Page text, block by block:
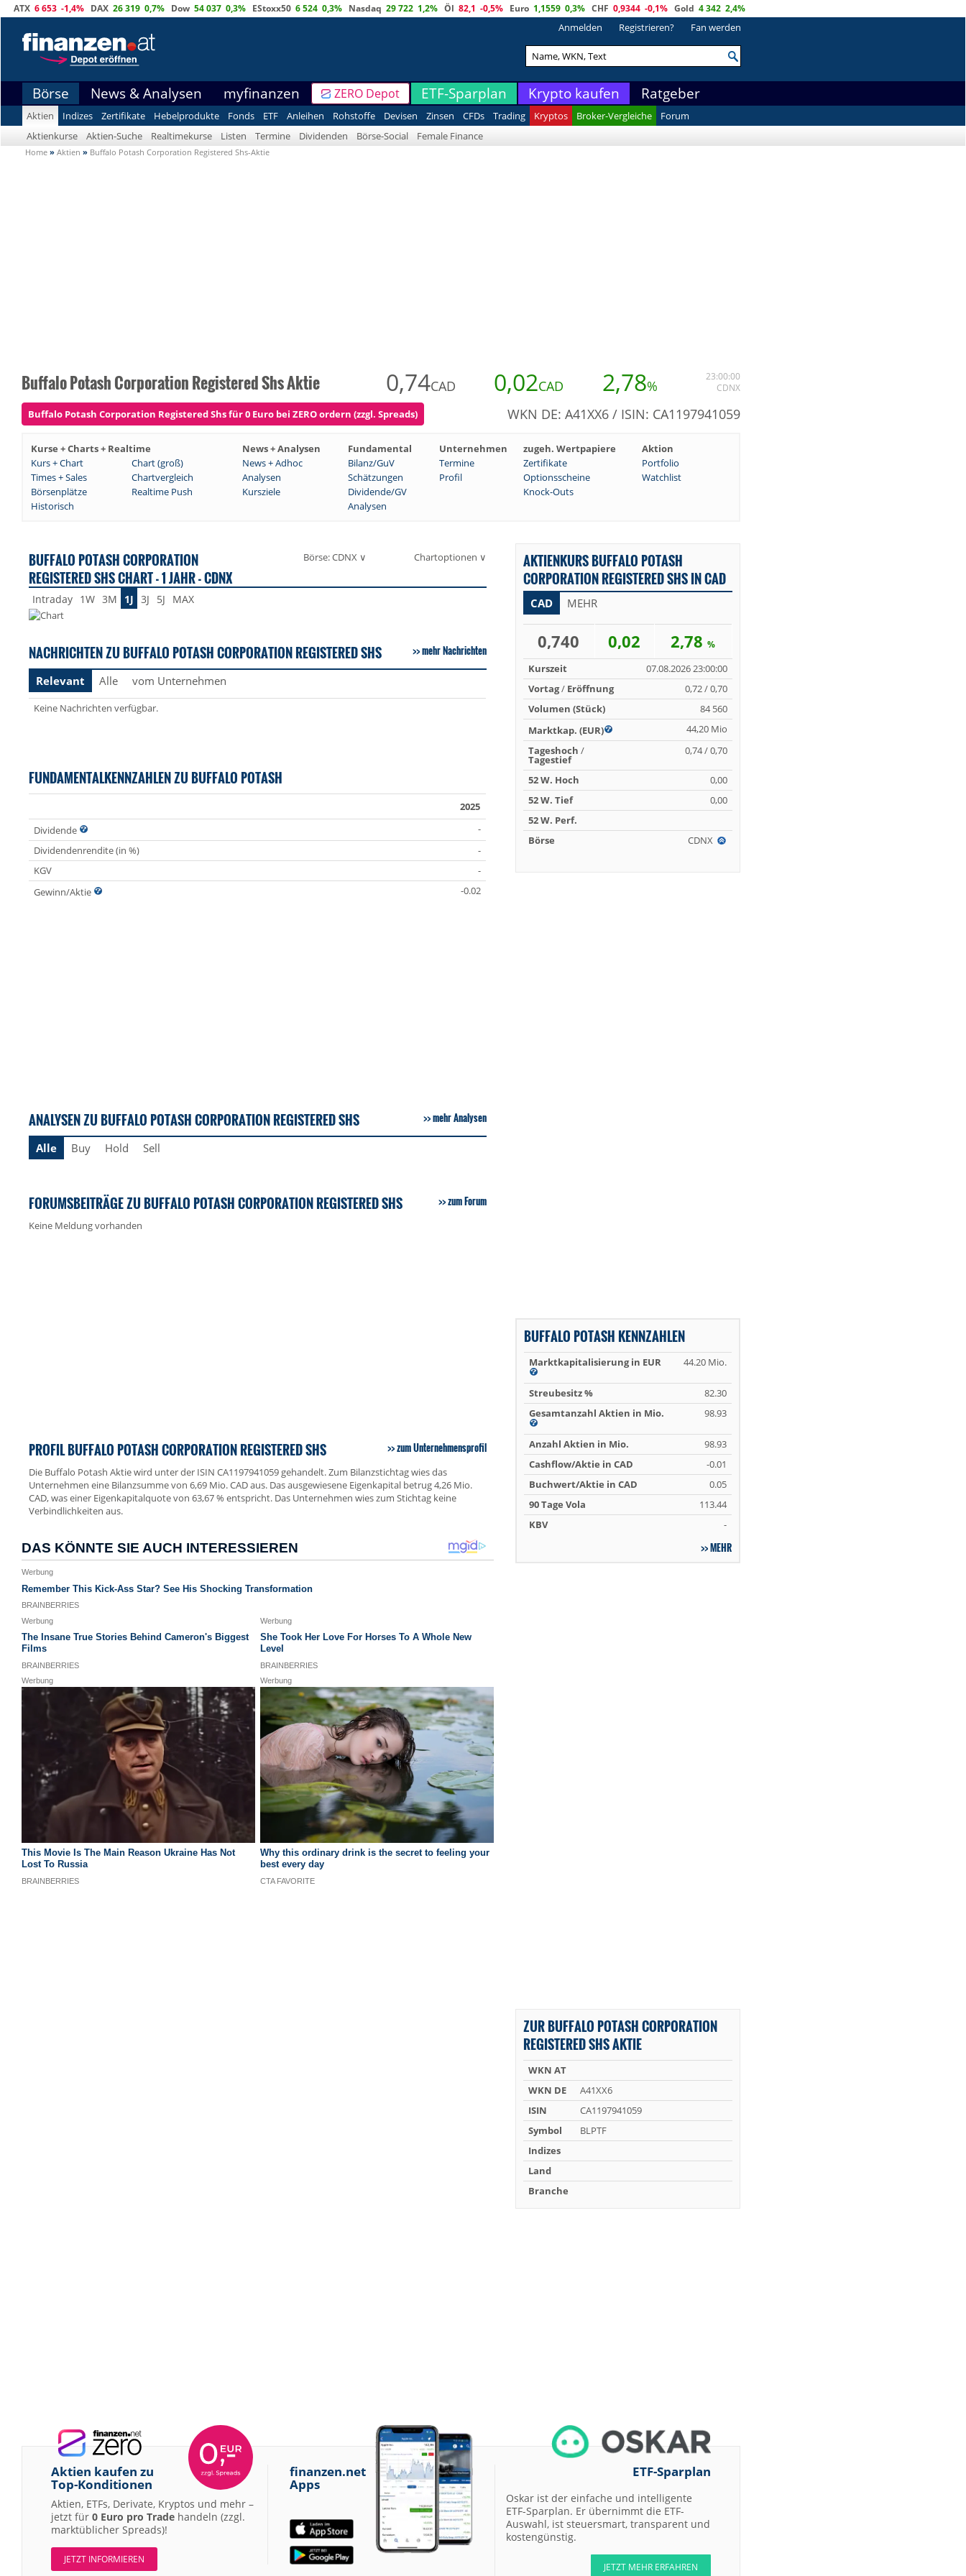
ATX 6 653 -1,4% DAX 26 319 0,7% Dow 54 037 0,3% EStoxx50 6 524 0,3% Nasdaq 29 722 1,2% Öl 82,1 -0,5% Euro 1,1559 0,3% CHF 0,9344 -0,1% Gold 4 342 2,4%
Anmelden Registrieren? Fan werden
Börse News & Analysen myfinanzen ZERO Depot ETF-Sparplan Krypto kaufen Ratgeber
Aktien Indizes Zertifikate Hebelprodukte Fonds ETF Anleihen Rohstoffe Devisen Zinsen CFDs Trading Kryptos Broker-Vergleiche
Forum
Aktienkurse
Aktien-Suche Realtimekurse Listen Termine Dividenden Börse-Social Female Finance
Home » Aktien » Buffalo Potash Corporation Registered Shs-Aktie
Buffalo Potash Corporation Registered Shs Aktie 0,74CAD 0,02CAD 2,78%
23:00:00
CDNX
Buffalo Potash Corporation Registered Shs für 0 Euro bei ZERO ordern (zzgl. Spreads) WKN DE: A41XX6 / ISIN: CA1197941059
Kurse + Charts + Realtime News + Analysen Fundamental Unternehmen zugeh. Wertpapiere
Aktion
Kurs + Chart
Chart (groß) News + Adhoc Bilanz/GuV Termine Zertifikate
Portfolio
Times + Sales
Chartvergleich Analysen Schätzungen Profil Optionsscheine
Watchlist
Börsenplätze
Realtime Push Kursziele Dividende/GV
Knock-Outs
Historisch
Analysen
BUFFALO POTASH CORPORATION
REGISTERED SHS CHART - 1 JAHR - CDNX
Börse: CDNX ∨ Chartoptionen ∨
Intraday 1W 3M 1J 3J 5J MAX
NACHRICHTEN ZU BUFFALO POTASH CORPORATION REGISTERED SHS mehr Nachrichten
Relevant Alle vom Unternehmen
Keine Nachrichten verfügbar.
FUNDAMENTALKENNZAHLEN ZU BUFFALO POTASH
2025
Dividende
-
Dividendenrendite (in %)
-
KGV
-
Gewinn/Aktie
-0.02
ANALYSEN ZU BUFFALO POTASH CORPORATION REGISTERED SHS mehr Analysen
Alle Buy Hold Sell
FORUMSBEITRÄGE ZU BUFFALO POTASH CORPORATION REGISTERED SHS zum Forum
Keine Meldung vorhanden
PROFIL BUFFALO POTASH CORPORATION REGISTERED SHS zum Unternehmensprofil
Die Buffalo Potash Aktie wird unter der ISIN CA1197941059 gehandelt. Zum Bilanzstichtag wies das
Unternehmen eine Bilanzsumme von 6,69 Mio. CAD aus. Das ausgewiesene Eigenkapital betrug 4,26 Mio.
CAD, was einer Eigenkapitalquote von 63,67 % entspricht. Das Unternehmen wies zum Stichtag keine
Verbindlichkeiten aus.
AKTIENKURS BUFFALO POTASH
CORPORATION REGISTERED SHS IN CAD
CAD MEHR
0,740 0,02 2,78%
Kurszeit
07.08.2026 23:00:00
Vortag/ Eröffnung
0,72 / 0,70
Volumen (Stück)
84 560
Marktkap. (EUR)
44,20 Mio
Tageshoch /
Tagestief
0,74 / 0,70
52 W. Hoch
0,00
52 W. Tief
0,00
52 W. Perf.
Börse
CDNX
BUFFALO POTASH KENNZAHLEN
Marktkapitalisierung in EUR 44.20 Mio.
Streubesitz %
82.30
Gesamtanzahl Aktien in Mio.
98.93
Anzahl Aktien in Mio.
98.93
Cashflow/Aktie in CAD
-0.01
Buchwert/Aktie in CAD
0.05
90 Tage Vola
113.44
KBV
-
MEHR
ZUR BUFFALO POTASH CORPORATION
REGISTERED SHS AKTIE
WKN AT
WKN DE
A41XX6
ISIN
CA1197941059
Symbol
BLPTF
Indizes
Land
Branche
Aktien kaufen zu
Top-Konditionen
Aktien, ETFs, Derivate, Kryptos und mehr –
jetzt für 0 Euro pro Trade handeln (zzgl.
marktüblicher Spreads)!
JETZT INFORMIEREN
finanzen.net
Apps
ETF-Sparplan
Oskar ist der einfache und intelligente
ETF-Sparplan. Er übernimmt die ETF-
Auswahl, ist steuersmart, transparent und
kostengünstig.
JETZT MEHR ERFAHREN